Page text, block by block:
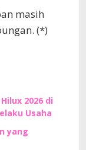
masih
(*)
2026 di
Usaha
yang